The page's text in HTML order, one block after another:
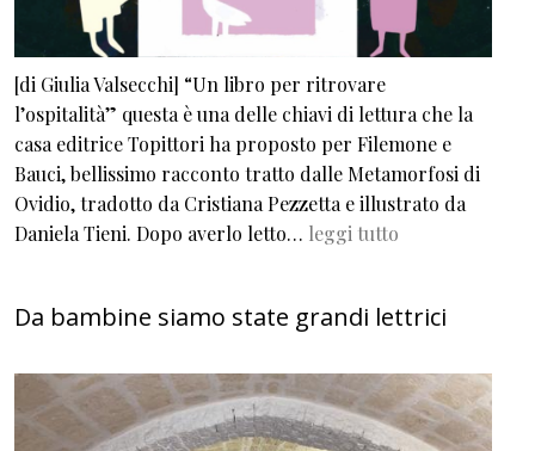
[di Giulia Valsecchi] “Un libro per ritrovare
l’ospitalità” questa è una delle chiavi di lettura che la
casa editrice Topittori ha proposto per Filemone e
Bauci, bellissimo racconto tratto dalle Metamorfosi di
Ovidio, tradotto da Cristiana Pezzetta e illustrato da
Daniela Tieni. Dopo averlo letto… leggi tutto
Da bambine siamo state grandi lettrici